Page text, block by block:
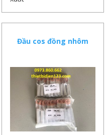
Đầu cos đồng nhôm